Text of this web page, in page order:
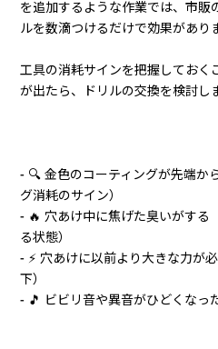
を追加するような作業では、市販
ルを数滴つけるだけで効果があり
工具の消耗サインを把握しておく
が出たら、ドリルの交換を検討し
- 🔍 金色のコーティングが先端か
グ消耗のサイン）
- 🔥 穴あけ中に焦げた臭いがする
る状態）
- ⚡ 穴あけに以前より大きな力が
下）
- 🎵 ビビリ音や異音がひどくなっ